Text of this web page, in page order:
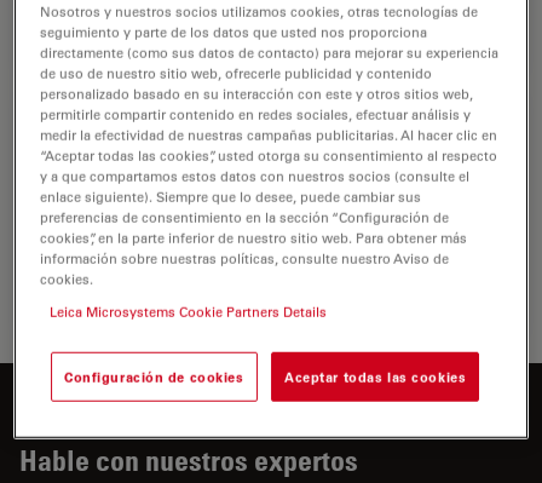
Patología clínica
Descubra cómo las soluciones de microscopio para
patología de Leica ayudan a los patólogos clínicos a
diagnosticar infecciones y enfermedades en fluidos y
tejidos corporales.
Hable con nuestros expertos
Nosotros y nuestros socios utilizamos cookies, otras tecnologías de
seguimiento y parte de los datos que usted nos proporciona
directamente (como sus datos de contacto) para mejorar su experiencia
de uso de nuestro sitio web, ofrecerle publicidad y contenido
personalizado basado en su interacción con este y otros sitios web,
permitirle compartir contenido en redes sociales, efectuar análisis y
medir la efectividad de nuestras campañas publicitarias. Al hacer clic en
“Aceptar todas las cookies”, usted otorga su consentimiento al respecto
y a que compartamos estos datos con nuestros socios (consulte el
enlace siguiente). Siempre que lo desee, puede cambiar sus
preferencias de consentimiento en la sección “Configuración de
cookies”, en la parte inferior de nuestro sitio web. Para obtener más
información sobre nuestras políticas, consulte nuestro Aviso de
cookies.
Leica Microsystems Cookie Partners Details
Configuración de cookies Aceptar todas las cookies